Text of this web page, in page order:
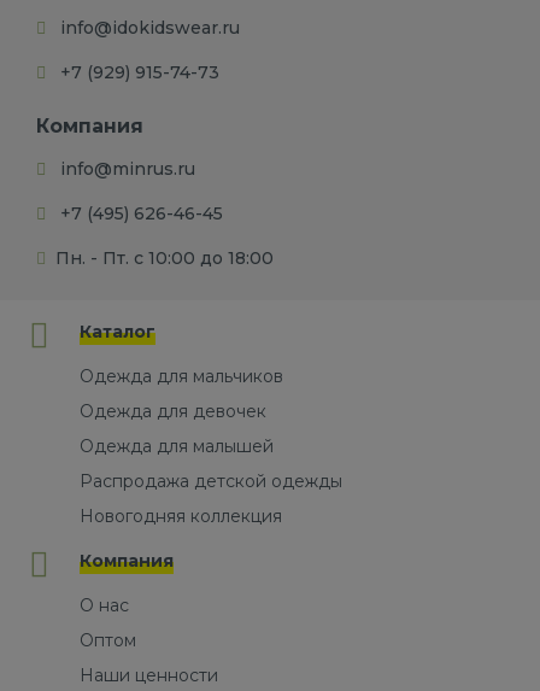
info@idokidswear.ru
+7 (929) 915-74-73
Компания
info@minrus.ru
+7 (495) 626-46-45
Пн. - Пт. с 10:00 до 18:00
Каталог
Одежда для мальчиков
Одежда для девочек
Одежда для малышей
Распродажа детской одежды
Новогодняя коллекция
Компания
О нас
Оптом
Наши ценности